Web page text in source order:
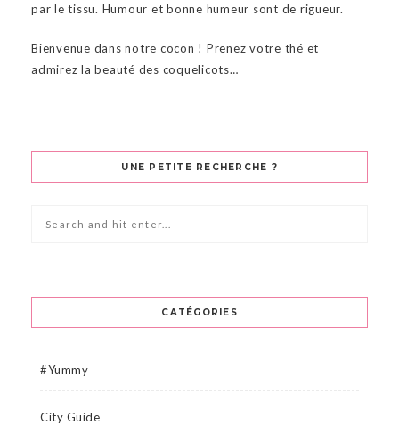
par le tissu. Humour et bonne humeur sont de rigueur.
Bienvenue dans notre cocon ! Prenez votre thé et
admirez la beauté des coquelicots…
UNE PETITE RECHERCHE ?
CATÉGORIES
#Yummy
City Guide